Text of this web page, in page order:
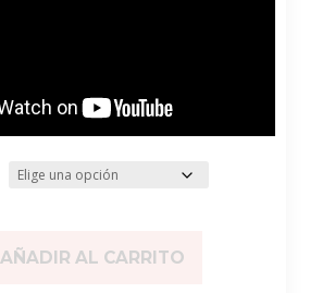
AÑADIR AL CARRITO